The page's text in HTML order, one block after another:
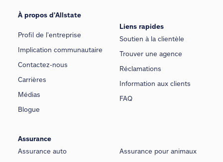
À propos d’Allstate
Profil de l’entreprise
Implication communautaire
Contactez-nous
Carrières
Médias
Blogue
Liens rapides
Soutien à la clientèle
Trouver une agence
Réclamations
Information aux clients
FAQ
Assurance
Assurance auto
Assurance pour animaux